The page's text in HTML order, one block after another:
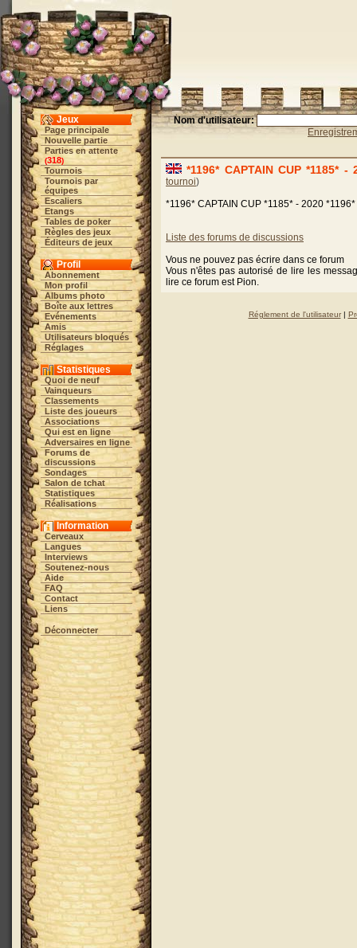
Jeux
Page principale
Nouvelle partie
Parties en attente
(318)
Tournois
Tournois par
équipes
Escaliers
Etangs
Tables de poker
Règles des jeux
Éditeurs de jeux
Profil
Abonnement
Mon profil
Albums photo
Boîte aux lettres
Evénements
Amis
Utilisateurs bloqués
Réglages
Statistiques
Quoi de neuf
Vainqueurs
Classements
Liste des joueurs
Associations
Qui est en ligne
Adversaires en ligne
Forums de
discussions
Sondages
Salon de tchat
Statistiques
Réalisations
Information
Cerveaux
Langues
Interviews
Soutenez-nous
Aide
FAQ
Contact
Liens
Déconnecter
Nom d'utilisateur:
*1196* CAPTAIN CUP *1185* -
tournoi)
*1196* CAPTAIN CUP *1185* - 2020 *1196*
Liste des forums de discussions
Vous ne pouvez pas écrire dans ce forum
Vous n'êtes pas autorisé de lire les
lire ce forum est Pion.
Réglement de l'utilisateur|